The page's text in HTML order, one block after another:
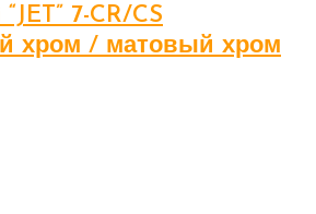
7-CR/CS
хром / матовый хром